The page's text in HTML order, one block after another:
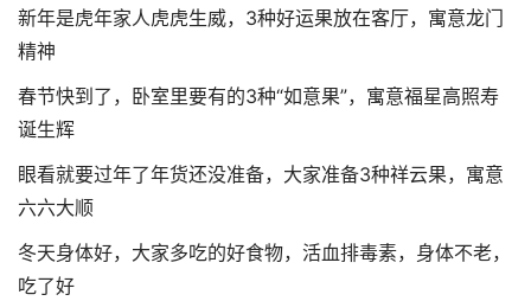
新年是虎年家人虎虎生威，3种好运果放在客厅，寓意龙门
精神
春节快到了，卧室里要有的3种“如意果”，寓意福星高照寿
诞生辉
眼看就要过年了年货还没准备，大家准备3种祥云果，寓意
六六大顺
冬天身体好，大家多吃的好食物，活血排毒素，身体不老，
吃了好